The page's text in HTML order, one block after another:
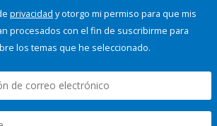
privacidad y otorgo mi permiso para que mis
procesados con el fin de suscribirme para
los temas que he seleccionado.